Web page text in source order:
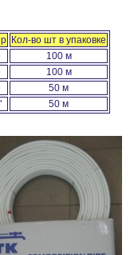
Кол-во шт в упаковке
100 м
100 м
50 м
50 м